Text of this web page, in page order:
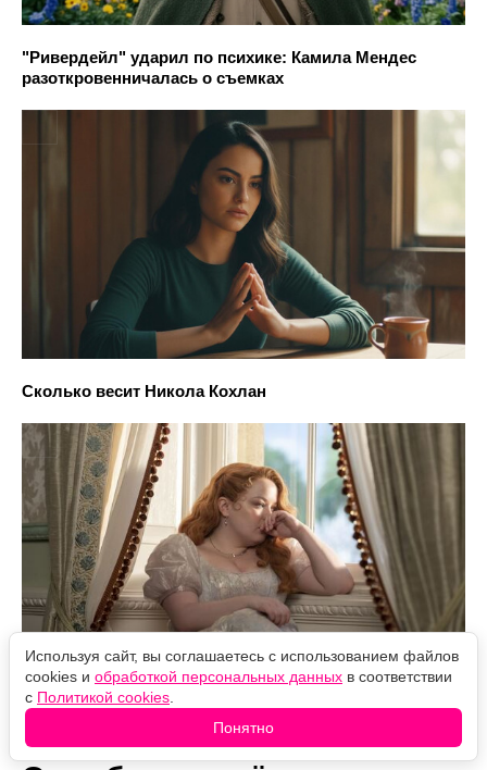
"Ривердейл" ударил по психике: Камила Мендес
разоткровенничалась о съемках
Сколько весит Никола Кохлан
Используя сайт, вы соглашаетесь с использованием файлов
cookies и обработкой персональных данных в соответствии
с Политикой cookies
Понятно